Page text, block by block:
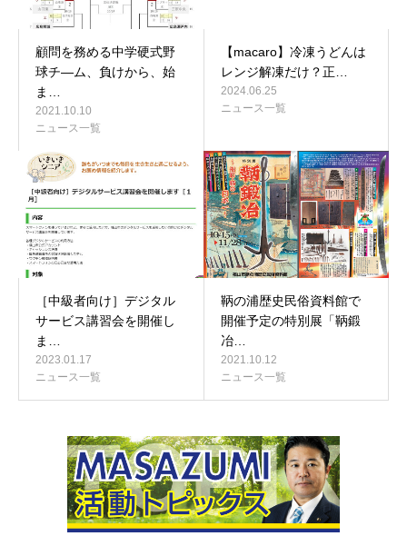
顧問を務める中学硬式野
球チ―ム、負けから、始
ま…
2021.10.10
ニュース一覧
【macaro】冷凍うどんは
レンジ解凍だけ？正…
2024.06.25
ニュース一覧
［中級者向け］デジタル
サービス講習会を開催し
ま…
2023.01.17
ニュース一覧
鞆の浦歴史民俗資料館で
開催予定の特別展「鞆鍛
冶…
2021.10.12
ニュース一覧